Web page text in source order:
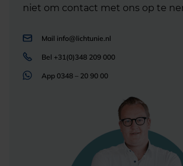
niet om contact met ons op te
Mail info@lichtunie.nl
Bel +31(0)348 209 000
App 0348 – 20 90 00